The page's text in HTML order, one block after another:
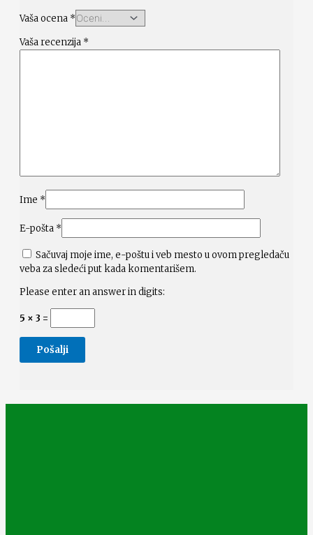
Vaša ocena *
Vaša recenzija *
Ime *
E-pošta *
Sačuvaj moje ime, e-poštu i veb mesto u ovom pregledaču
veba za sledeći put kada komentarišem.
Please enter an answer in digits:
5 × 3 =